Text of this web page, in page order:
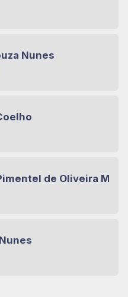
Nunes
de Oliveira